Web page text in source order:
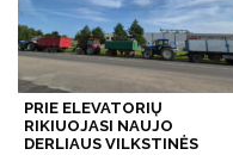
PRIE ELEVATORIŲ
RIKIUOJASI NAUJO
DERLIAUS VILKSTINĖS